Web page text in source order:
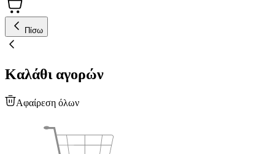
Πίσω
Καλάθι αγορών
Αφαίρεση όλων